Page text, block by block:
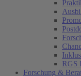
RGS
Forschung &